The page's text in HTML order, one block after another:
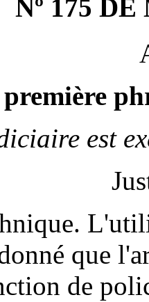
Nº 175
est
que
de